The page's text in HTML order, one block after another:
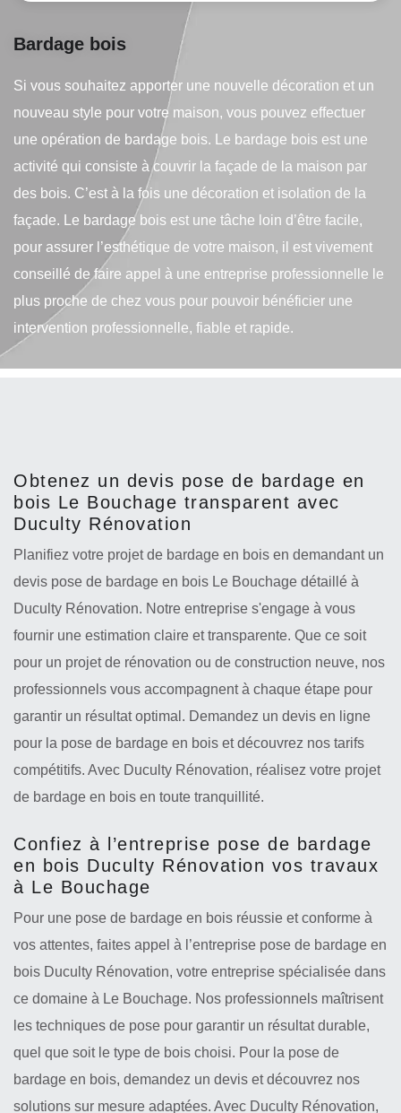
Bardage bois
Si vous souhaitez apporter une nouvelle décoration et un
nouveau style pour votre maison, vous pouvez effectuer
une opération de bardage bois. Le bardage bois est une
activité qui consiste à couvrir la façade de la maison par
des bois. C’est à la fois une décoration et isolation de la
façade. Le bardage bois est une tâche loin d’être facile,
pour assurer l’esthétique de votre maison, il est vivement
conseillé de faire appel à une entreprise professionnelle le
plus proche de chez vous pour pouvoir bénéficier une
intervention professionnelle, fiable et rapide.
Obtenez un devis pose de bardage en
bois Le Bouchage transparent avec
Duculty Rénovation
Planifiez votre projet de bardage en bois en demandant un
devis pose de bardage en bois Le Bouchage détaillé à
Duculty Rénovation. Notre entreprise s'engage à vous
fournir une estimation claire et transparente. Que ce soit
pour un projet de rénovation ou de construction neuve, nos
professionnels vous accompagnent à chaque étape pour
garantir un résultat optimal. Demandez un devis en ligne
pour la pose de bardage en bois et découvrez nos tarifs
compétitifs. Avec Duculty Rénovation, réalisez votre projet
de bardage en bois en toute tranquillité.
Confiez à l’entreprise pose de bardage
en bois Duculty Rénovation vos travaux
à Le Bouchage
Pour une pose de bardage en bois réussie et conforme à
vos attentes, faites appel à l’entreprise pose de bardage en
bois Duculty Rénovation, votre entreprise spécialisée dans
ce domaine à Le Bouchage. Nos professionnels maîtrisent
les techniques de pose pour garantir un résultat durable,
quel que soit le type de bois choisi. Pour la pose de
bardage en bois, demandez un devis et découvrez nos
solutions sur mesure adaptées. Avec Duculty Rénovation,